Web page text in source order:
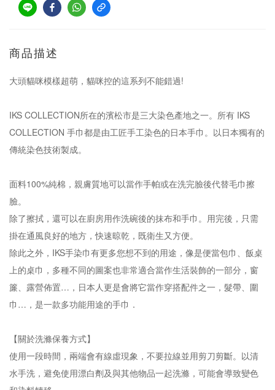
商品描述
大頭貓咪模樣超萌，貓咪控的這系列不能錯過!
IKS COLLECTION所在的濱松市是三大染色產地之一。所有 IKS
COLLECTION 手巾都是由工匠手工染色的日本手巾。以日本獨有的
傳統染色技術製成。
面料100%純棉，親膚質地可以當作手帕或在洗完臉後代替毛巾擦
臉。
除了擦拭，還可以在廚房用作洗碗後的抹布和手巾。用完後，只需
掛在通風良好的地方，快速晾乾，既衛生又方便。
除此之外，IKS手染巾有更多您想不到的用途，像是便當包巾、飯桌
上的桌巾，多種不同的圖案也非常適合當作生活裝飾的一部分，窗
簾、露營佈置…，日本人更是會將它當作穿搭配件之一，髮帶、圍
巾…，是一款多功能用途的手巾．
【關於洗滌保養方式】
使用一段時間，兩端會有線虛現象，不要拉線並用剪刀剪斷。以清
水手洗，避免使用漂白劑及與其他物品一起洗滌，可能會導致變色